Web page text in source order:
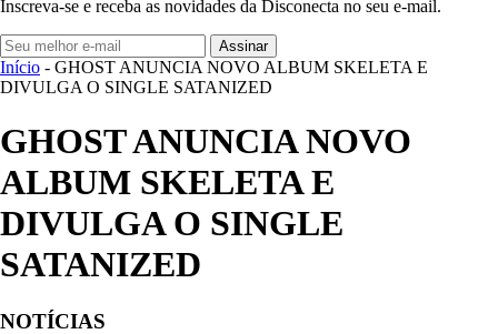
Inscreva-se e receba as novidades da Disconecta no seu e-mail.
Assinar
Início - GHOST ANUNCIA NOVO ALBUM SKELETA E
DIVULGA O SINGLE SATANIZED
GHOST ANUNCIA NOVO
ALBUM SKELETA E
DIVULGA O SINGLE
SATANIZED
NOTÍCIAS